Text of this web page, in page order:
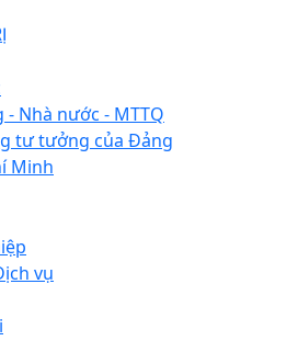
Nhà nước - MTTQ
tư tưởng của Đảng
Minh
vụ